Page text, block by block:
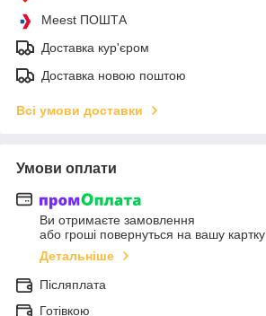
Meest ПОШТА
Доставка кур'єром
Доставка новою поштою
Всі умови доставки
Умови оплати
Ви отримаєте замовлення
або гроші повернуться на вашу картку
Детальніше
Післяплата
Готівкою